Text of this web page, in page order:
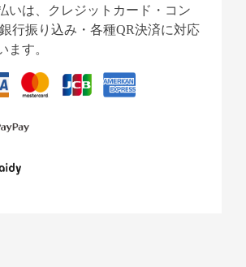
いは、クレジットカード・コン
行振り込み・各種QR決済に対応
ます。